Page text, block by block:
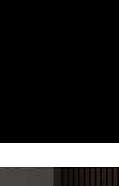
DE FUM